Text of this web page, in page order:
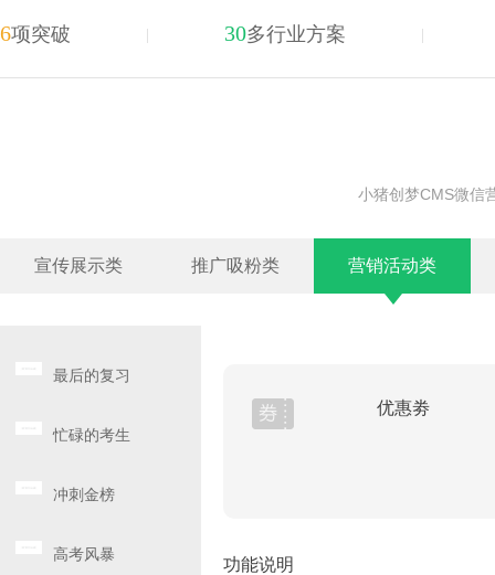
6项突破 30多行业方案
小猪创梦CMS微信
宣传展示类 推广吸粉类 营销活动类
最后的复习
忙碌的考生
冲刺金榜
高考风暴
优惠劵
功能说明